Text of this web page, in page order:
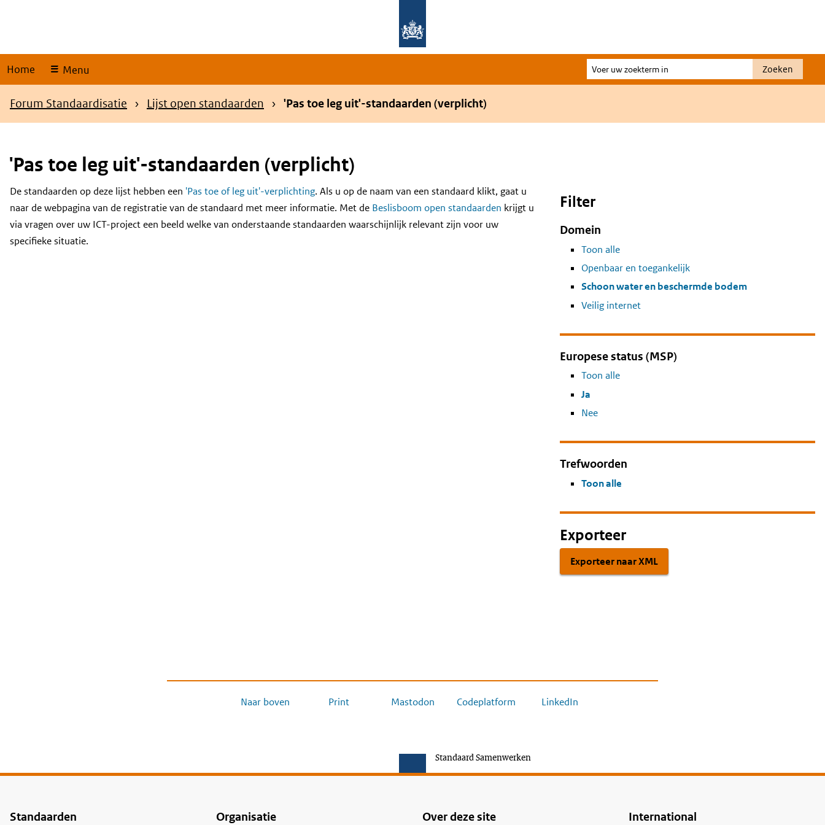
Home Menu
Voer
uw
Zoeken
Kruimelpad
Forum Standaardisatie Lijst open standaarden 'Pas toe leg uit'-standaarden (verplicht)
'Pas toe leg uit'-standaarden (verplicht)
Content
De standaarden op deze lijst hebben een 'Pas toe of leg uit'-verplichting. Als u op de naam van een standaard klikt, gaat u
naar de webpagina van de registratie van de standaard met meer informatie. Met de Beslisboom open standaarden krijgt u
via vragen over uw ICT-project een beeld welke van onderstaande standaarden waarschijnlijk relevant zijn voor uw
specifieke situatie.
Filter
Domein
Toon alle
Openbaar en toegankelijk
Schoon water en beschermde bodem
Veilig internet
Europese status (MSP)
Toon alle
Ja
Nee
Trefwoorden
Toon alle
Exporteer
Exporteer naar XML
Naar boven Print Mastodon Codeplatform LinkedIn
Standaard Samenwerken
Voet
Standaarden Organisatie Over deze site International